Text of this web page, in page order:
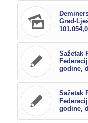
Grad-
Sažetak
godine,
Sažetak
godine,